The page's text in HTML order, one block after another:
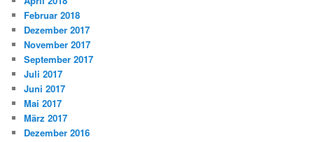
Februar 2018
Dezember 2017
November 2017
September 2017
Juli 2017
Juni 2017
Mai 2017
März 2017
Dezember 2016